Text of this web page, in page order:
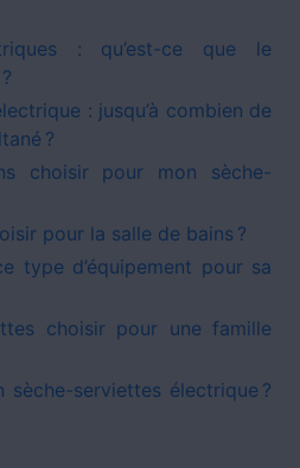
: qu’est-ce que le
: jusqu’à combien de
?
choisir pour mon sèche-
pour la salle de bains ?
type d’équipement pour sa
choisir pour une famille
sèche-serviettes électrique ?